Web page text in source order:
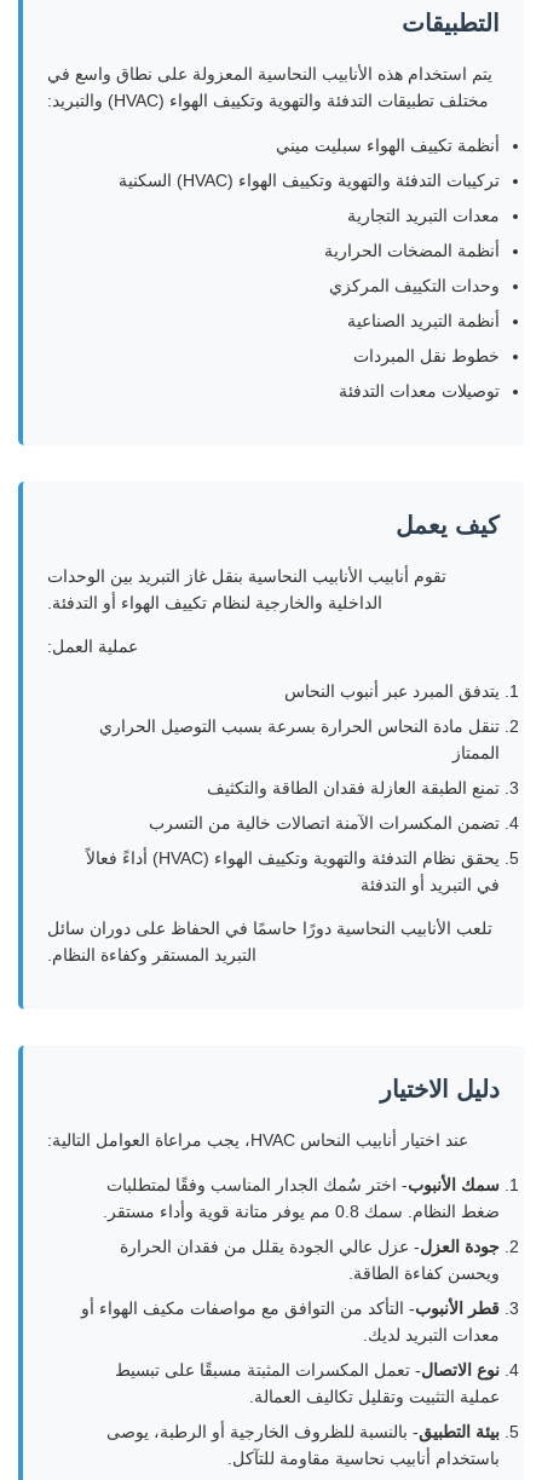
التطبيقات
يتم استخدام هذه الأنابيب النحاسية المعزولة على نطاق واسع في
مختلف تطبيقات التدفئة والتهوية وتكييف الهواء (HVAC) والتبريد:
أنظمة تكييف الهواء سبليت ميني
تركيبات التدفئة والتهوية وتكييف الهواء (HVAC) السكنية
معدات التبريد التجارية
أنظمة المضخات الحرارية
وحدات التكييف المركزي
أنظمة التبريد الصناعية
خطوط نقل المبردات
توصيلات معدات التدفئة
كيف يعمل
تقوم أنابيب الأنابيب النحاسية بنقل غاز التبريد بين الوحدات
الداخلية والخارجية لنظام تكييف الهواء أو التدفئة.
عملية العمل:
يتدفق المبرد عبر أنبوب النحاس
تنقل مادة النحاس الحرارة بسرعة بسبب التوصيل الحراري
الممتاز
تمنع الطبقة العازلة فقدان الطاقة والتكثيف
تضمن المكسرات الآمنة اتصالات خالية من التسرب
يحقق نظام التدفئة والتهوية وتكييف الهواء (HVAC) أداءً فعالاً
في التبريد أو التدفئة
تلعب الأنابيب النحاسية دورًا حاسمًا في الحفاظ على دوران سائل
التبريد المستقر وكفاءة النظام.
دليل الاختيار
عند اختيار أنابيب النحاس HVAC، يجب مراعاة العوامل التالية:
سمك الأنبوب- اختر سُمك الجدار المناسب وفقًا لمتطلبات
ضغط النظام. سمك 0.8 مم يوفر متانة قوية وأداء مستقر.
جودة العزل- عزل عالي الجودة يقلل من فقدان الحرارة
ويحسن كفاءة الطاقة.
قطر الأنبوب- التأكد من التوافق مع مواصفات مكيف الهواء أو
معدات التبريد لديك.
نوع الاتصال- تعمل المكسرات المثبتة مسبقًا على تبسيط
عملية التثبيت وتقليل تكاليف العمالة.
بيئة التطبيق- بالنسبة للظروف الخارجية أو الرطبة، يوصى
باستخدام أنابيب نحاسية مقاومة للتآكل.